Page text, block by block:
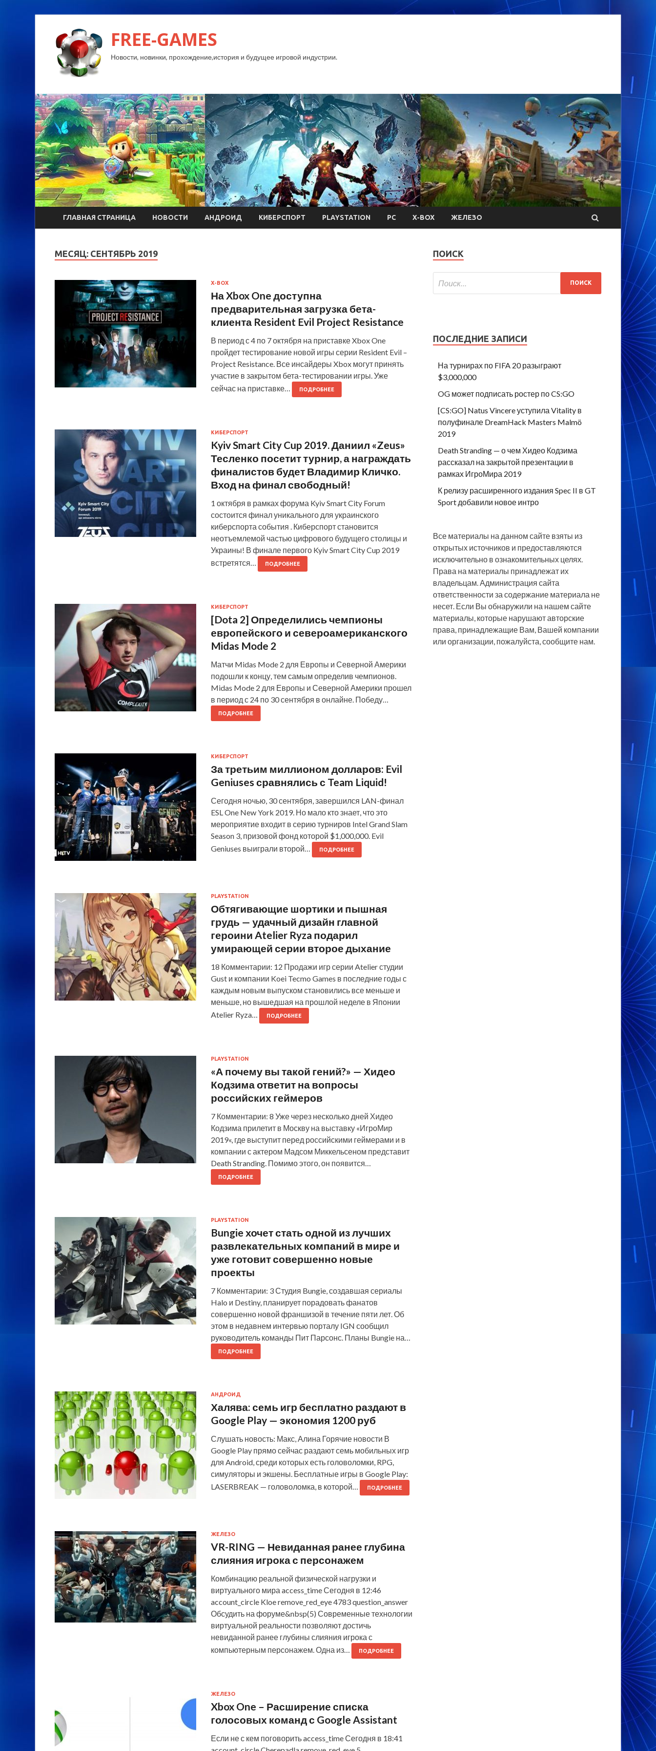
FREE-GAMES
Новости, новинки, прохождение,история и будущее игровой индустрии.
ГЛАВНАЯ СТРАНИЦА НОВОСТИ АНДРОИД КИБЕРСПОРТ PLAYSTATION PC X-BOX ЖЕЛЕЗО
МЕСЯЦ: СЕНТЯБРЬ 2019
X-BOX
На Xbox One доступна
предварительная загрузка бета-
клиента Resident Evil Project Resistance
В период с 4 по 7 октября на приставке Xbox One
пройдет тестирование новой игры серии Resident Evil –
Project Resistance. Все инсайдеры Xbox могут принять
участие в закрытом бета-тестировании игры. Уже
сейчас на приставке…
ПОДРОБНЕЕ
КИБЕРСПОРТ
Kyiv Smart City Cup 2019. Даниил «Zeus»
Тесленко посетит турнир, а награждать
финалистов будет Владимир Кличко.
Вход на финал свободный!
1 октября в рамках форума Kyiv Smart City Forum
состоится финал уникального для украинского
киберспорта события . Киберспорт становится
неотъемлемой частью цифрового будущего столицы и
Украины! В финале первого Kyiv Smart City Cup 2019
встретятся…
ПОДРОБНЕЕ
КИБЕРСПОРТ
[Dota 2] Определились чемпионы
европейского и североамериканского
Midas Mode 2
Матчи Midas Mode 2 для Европы и Северной Америки
подошли к концу, тем самым определив чемпионов.
Midas Mode 2 для Европы и Северной Америки прошел
в период с 24 по 30 сентября в онлайне. Победу…
ПОДРОБНЕЕ
КИБЕРСПОРТ
За третьим миллионом долларов: Evil
Geniuses сравнялись с Team Liquid!
Сегодня ночью, 30 сентября, завершился LAN-финал
ESL One New York 2019. Но мало кто знает, что это
мероприятие входит в серию турниров Intel Grand Slam
Season 3, призовой фонд которой $1,000,000. Evil
Geniuses выиграли второй…
ПОДРОБНЕЕ
PLAYSTATION
Обтягивающие шортики и пышная
грудь — удачный дизайн главной
героини Atelier Ryza подарил
умирающей серии второе дыхание
18 Комментарии: 12 Продажи игр серии Atelier студии
Gust и компании Koei Tecmo Games в последние годы с
каждым новым выпуском становились все меньше и
меньше, но вышедшая на прошлой неделе в Японии
Atelier Ryza…
ПОДРОБНЕЕ
PLAYSTATION
«А почему вы такой гений?» — Хидео
Кодзима ответит на вопросы
российских геймеров
7 Комментарии: 8 Уже через несколько дней Хидео
Кодзима прилетит в Москву на выставку «ИгроМир
2019«, где выступит перед российскими геймерами и в
компании с актером Мадсом Миккельсеном представит
Death Stranding. Помимо этого, он появится…
ПОДРОБНЕЕ
PLAYSTATION
Bungie хочет стать одной из лучших
развлекательных компаний в мире и
уже готовит совершенно новые
проекты
7 Комментарии: 3 Студия Bungie, создавшая сериалы
Halo и Destiny, планирует порадовать фанатов
совершенно новой франшизой в течение пяти лет. Об
этом в недавнем интервью порталу IGN сообщил
руководитель команды Пит Парсонс. Планы Bungie на…
ПОДРОБНЕЕ
АНДРОИД
Халява: семь игр бесплатно раздают в
Google Play — экономия 1200 руб
Слушать новость: Макс, Алина Горячие новости В
Google Play прямо сейчас раздают семь мобильных игр
для Android, среди которых есть головоломки, RPG,
симуляторы и экшены. Бесплатные игры в Google Play:
LASERBREAK — головоломка, в которой…
ПОДРОБНЕЕ
ЖЕЛЕЗО
VR-RING — Невиданная ранее глубина
слияния игрока с персонажем
Комбинацию реальной физической нагрузки и
виртуального мира access_time Сегодня в 12:46
account_circle Kloe remove_red_eye 4783 question_answer
Обсудить на форуме&nbsp(5) Современные технологии
виртуальной реальности позволяют достичь
невиданной ранее глубины слияния игрока с
компьютерным персонажем. Одна из…
ПОДРОБНЕЕ
ЖЕЛЕЗО
Xbox One – Расширение списка
голосовых команд с Google Assistant
Если не с кем поговорить access_time Сегодня в 18:41
ПОИСК
ПОСЛЕДНИЕ ЗАПИСИ
На турнирах по FIFA 20 разыграют
$3,000,000
OG может подписать ростер по CS:GO
[CS:GO] Natus Vincere уступила Vitality в
полуфинале DreamHack Masters Malmö
2019
Death Stranding — о чем Хидео Кодзима
рассказал на закрытой презентации в
рамках ИгроМира 2019
К релизу расширенного издания Spec II в GT
Sport добавили новое интро
Все материалы на данном сайте взяты из
открытых источников и предоставляются
исключительно в ознакомительных целях.
Права на материалы принадлежат их
владельцам. Администрация сайта
ответственности за содержание материала не
несет. Если Вы обнаружили на нашем сайте
материалы, которые нарушают авторские
права, принадлежащие Вам, Вашей компании
или организации, пожалуйста, сообщите нам.